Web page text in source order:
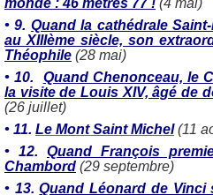
• 9. Quand la cathédrale
au XIIIème siècle, son
Théophile (28 mai)
• 10. Quand Chenonceau, le
la visite de Louis XIV, âgé de
(26 juillet)
• 11. Le Mont Saint Michel (11
• 12. Quand François
Chambord (29 septembre)
• 13.Quand Léonard de